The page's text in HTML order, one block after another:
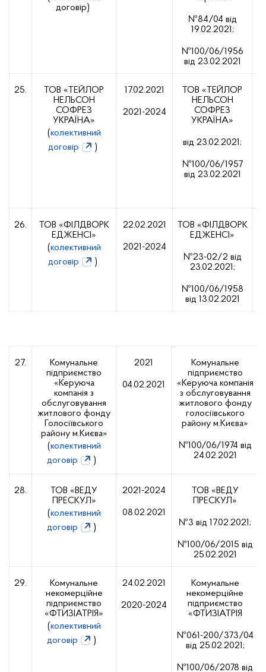
договір)
№84/04 від
19.02.2021;
№100/06/1956
від 23.02.2021
25.
ТОВ «ТЕЙЛОР
НЕЛЬСОН
СОФРЕЗ
УКРАЇНА»
(колективний
договір
)
17.02.2021
2021-2024
ТОВ «ТЕЙЛОР
НЕЛЬСОН
СОФРЕЗ
УКРАЇНА»
від 23.02.2021;
№100/06/1957
від 23.02.2021
26.
ТОВ «ФІЛДВОРК
ЕДЖЕНСІ»
(колективний
договір
)
22.02.2021
2021-2024
ТОВ «ФІЛДВОРК
ЕДЖЕНСІ»
№23-02/2 від
23.02.2021;
№100/06/1958
від 13.02.2021
27.
Комунальне
підприємство
«Керуюча
компанія з
обслуговування
житлового фонду
Голосіївського
району м.Києва»
(колективний
договір
)
2021
04.02.2021
Комунальне
підприємство
«Керуюча компанія
з обслуговування
житлового фонду
голосіївського
району м.Києва»
№100/06/1974 від
24.02.2021
28.
ТОВ «ВЕДУ
ПРЕСКУЛ»
(колективний
договір
)
2021-2024
08.02.2021
ТОВ «ВЕДУ
ПРЕСКУЛ»
№3 від 17.02.2021;
№100/06/2015 від
25.02.2021
29.
Комунальне
некомерційне
підприємство
«ФТИЗІАТРІЯ»
(колективний
договір
)
24.02.2021
2020-2024
Комунальне
некомерційне
підприємство
«ФТИЗІАТРІЯ
№061-200/373/04
від 25.02.2021;
№100/06/2078 від